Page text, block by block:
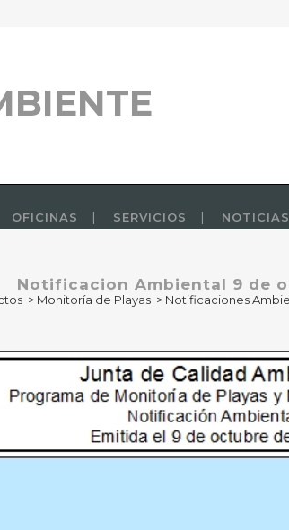
OFICINAS SERVICIOS NOTICIAS
Notificacion Ambiental 9 de
> Monitoría de Playas > Notificaciones